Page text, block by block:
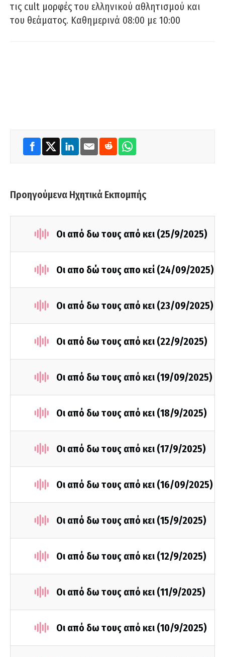
τις cult μορφές του ελληνικού αθλητισμού και
του θεάματος. Καθημερινά 08:00 με 10:00
Προηγούμενα Ηχητικά Εκπομπής
Οι από δω τους από κει (25/9/2025)
Οι απο δώ τους απο κεί (24/09/2025)
Οι από δω τους από κει (23/09/2025)
Οι από δω τους από κει (22/9/2025)
Οι από δω τους από κει (19/09/2025)
Οι από δω τους από κει (18/9/2025)
Οι από δω τους από κει (17/9/2025)
Οι από δω τους από κει (16/09/2025)
Οι από δω τους από κει (15/9/2025)
Οι από δω τους από κει (12/9/2025)
Οι από δω τους από κει (11/9/2025)
Οι από δω τους από κει (10/9/2025)